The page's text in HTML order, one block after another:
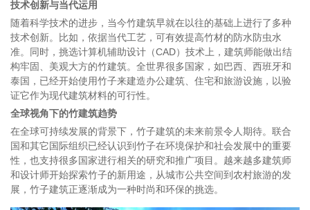
技术创新与当代运用
随着科学技术的进步，当今竹建筑早就在以往的基础上进行了多种
技术创新。比如，依据当代工艺，可有效提高竹材的防水防虫水
准。同时，挑选计算机辅助设计（CAD）技术上，建筑师能做出结
构牢固、美观大方的竹建筑。全世界很多国家，如巴西、西班牙和
泰国，已经开始使用竹子来建造办公建筑、住宅和旅游设施，以验
证它作为现代建筑材料的可行性。
全球视角下的竹建筑趋势
在全球可持续发展的背景下，竹子建筑的未来前景令人期待。联合
国和其它国际组织已经认识到竹子在环境保护和社会发展中的重要
性，也支持很多国家进行相关的研究和推广项目。越来越多建筑师
和设计师开始探索竹子的新用途，从城市公共空间到农村旅游的发
展，竹子建筑正逐渐成为一种时尚和环保的挑选。